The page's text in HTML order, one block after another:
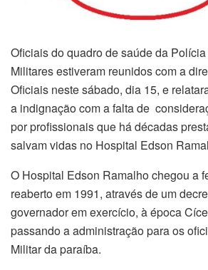
Oficiais do quadro de saúde da
Militares estiveram reunidos com a
Oficiais neste sábado, dia 15, e
a indignação com a falta de
por profissionais que há décadas
salvam vidas no Hospital Edson
O Hospital Edson Ramalho chegou a
reaberto em 1991, através de um
governador em exercício, à época
passando a administração para os
Militar da paraíba.